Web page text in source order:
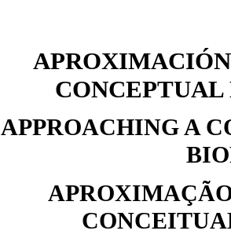
APPROACHING A